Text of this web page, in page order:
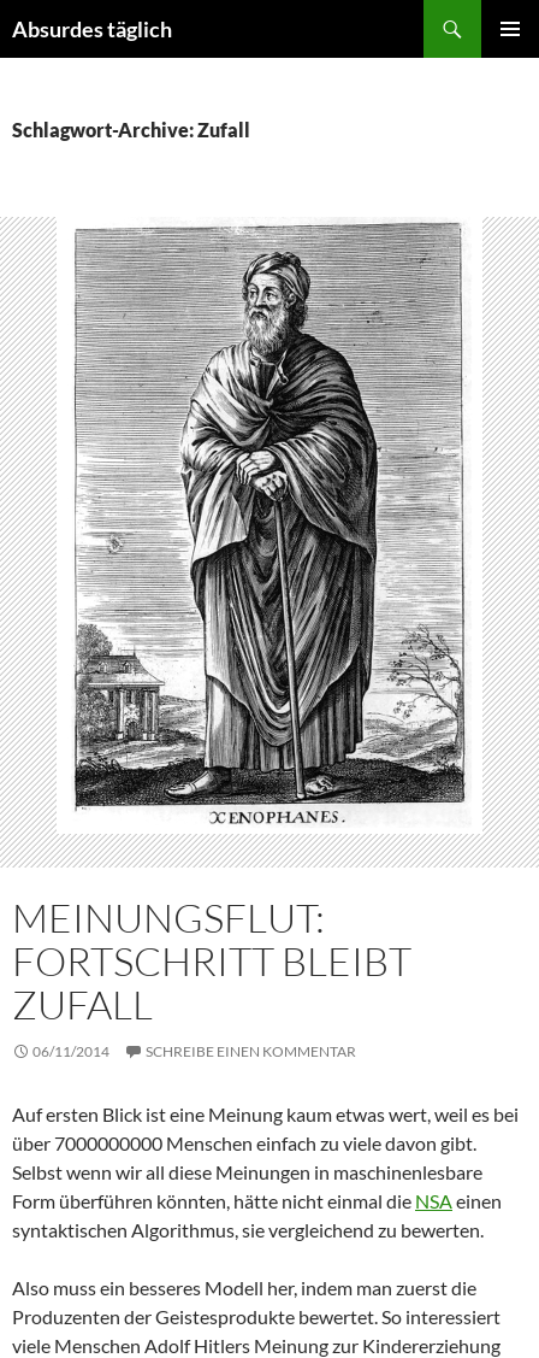
Absurdes täglich
Schlagwort-Archive: Zufall
MEINUNGSFLUT:
FORTSCHRITT BLEIBT
ZUFALL
06/11/2014 SCHREIBE EINEN KOMMENTAR
Auf ersten Blick ist eine Meinung kaum etwas wert, weil es bei
über 7000000000 Menschen einfach zu viele davon gibt.
Selbst wenn wir all diese Meinungen in maschinenlesbare
Form überführen könnten, hätte nicht einmal die NSAeinen
syntaktischen Algorithmus, sie vergleichend zu bewerten.
Also muss ein besseres Modell her, indem man zuerst die
Produzenten der Geistesprodukte bewertet. So interessiert
viele Menschen Adolf Hitlers Meinung zur Kindererziehung